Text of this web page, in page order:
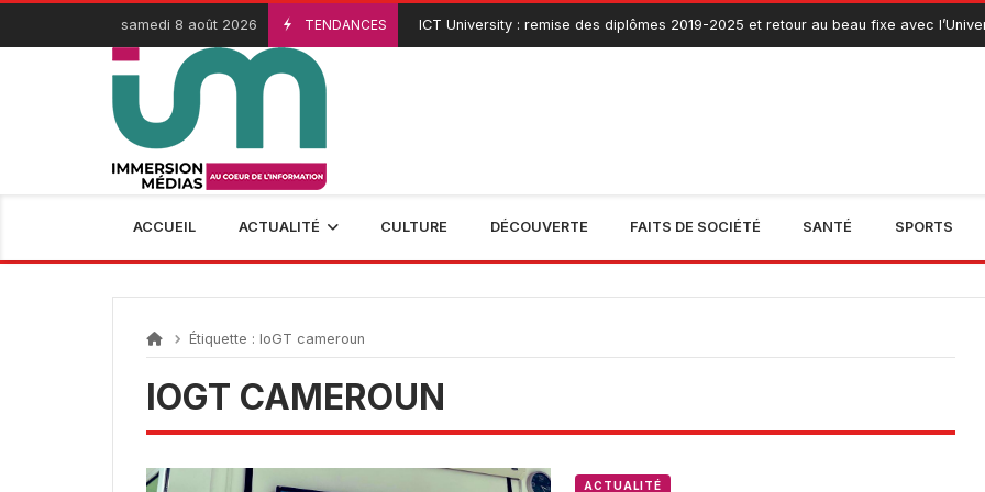
Passer
contenu
samedi 8 août 2026 TENDANCES
3 Août 2026 ICT University : remise des diplômes 2019-2025 et retour au beau fixe avec
ACCUEIL ACTUALITÉ CULTURE DÉCOUVERTE FAITS DE SOCIÉTÉ SANTÉ SPORTS
Étiquette : IoGT cameroun
IOGT CAMEROUN
ACTUALITÉ